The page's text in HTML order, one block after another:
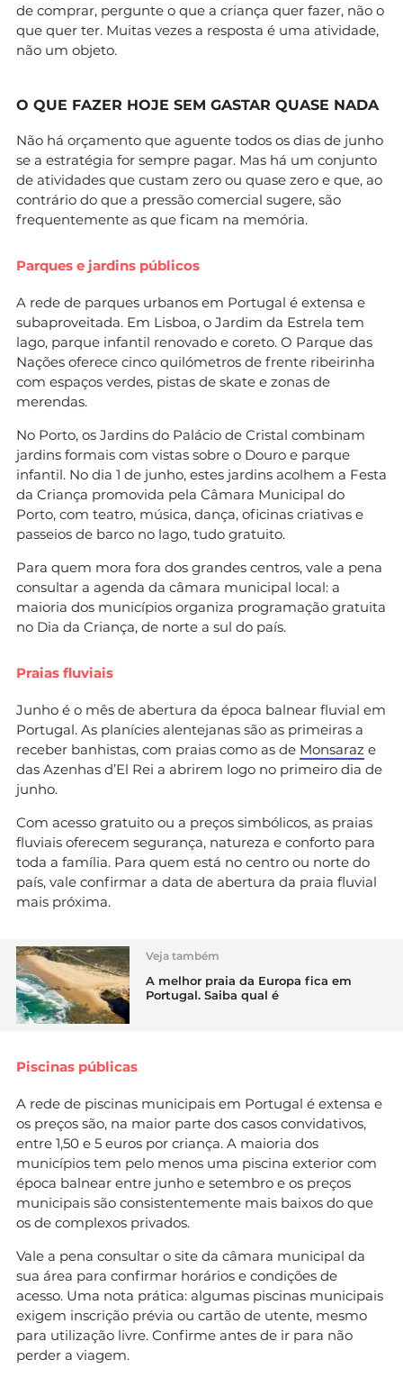
de comprar, pergunte o que a criança quer fazer, não o
que quer ter. Muitas vezes a resposta é uma atividade,
não um objeto.
O QUE FAZER HOJE SEM GASTAR QUASE NADA
Não há orçamento que aguente todos os dias de junho
se a estratégia for sempre pagar. Mas há um conjunto
de atividades que custam zero ou quase zero e que, ao
contrário do que a pressão comercial sugere, são
frequentemente as que ficam na memória.
Parques e jardins públicos
A rede de parques urbanos em Portugal é extensa e
subaproveitada. Em Lisboa, o Jardim da Estrela tem
lago, parque infantil renovado e coreto. O Parque das
Nações oferece cinco quilómetros de frente ribeirinha
com espaços verdes, pistas de skate e zonas de
merendas.
No Porto, os Jardins do Palácio de Cristal combinam
jardins formais com vistas sobre o Douro e parque
infantil. No dia 1 de junho, estes jardins acolhem a Festa
da Criança promovida pela Câmara Municipal do
Porto, com teatro, música, dança, oficinas criativas e
passeios de barco no lago, tudo gratuito.
Para quem mora fora dos grandes centros, vale a pena
consultar a agenda da câmara municipal local: a
maioria dos municípios organiza programação gratuita
no Dia da Criança, de norte a sul do país.
Praias fluviais
Junho é o mês de abertura da época balnear fluvial em
Portugal. As planícies alentejanas são as primeiras a
receber banhistas, com praias como as de Monsaraz e
das Azenhas d’El Rei a abrirem logo no primeiro dia de
junho.
Com acesso gratuito ou a preços simbólicos, as praias
fluviais oferecem segurança, natureza e conforto para
toda a família. Para quem está no centro ou norte do
país, vale confirmar a data de abertura da praia fluvial
mais próxima.
Veja também
A melhor praia da Europa fica em
Portugal. Saiba qual é
Piscinas públicas
A rede de piscinas municipais em Portugal é extensa e
os preços são, na maior parte dos casos convidativos,
entre 1,50 e 5 euros por criança. A maioria dos
municípios tem pelo menos uma piscina exterior com
época balnear entre junho e setembro e os preços
municipais são consistentemente mais baixos do que
os de complexos privados.
Vale a pena consultar o site da câmara municipal da
sua área para confirmar horários e condições de
acesso. Uma nota prática: algumas piscinas municipais
exigem inscrição prévia ou cartão de utente, mesmo
para utilização livre. Confirme antes de ir para não
perder a viagem.